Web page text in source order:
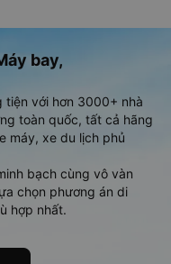
bay,
với hơn 3000+ nhà
toàn quốc, tất cả hãng
máy, xe du lịch phủ
bạch cùng vô vàn
chọn phương án di
hợp nhất.